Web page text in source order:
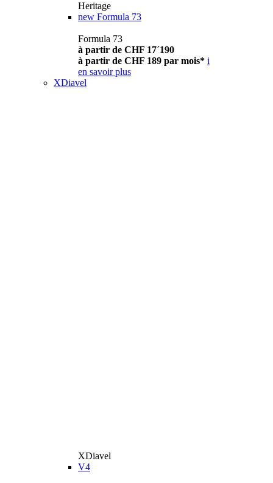
Heritage
new Formula 73
Formula 73
à partir de CHF 17´190
à partir de CHF 189 par mois* i
en savoir plus
XDiavel
XDiavel
V4